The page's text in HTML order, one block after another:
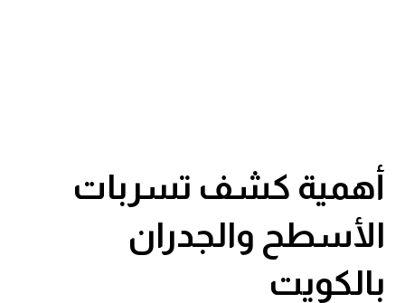
أهمية كشف تسربات
الأسطح والجدران
بالكويت